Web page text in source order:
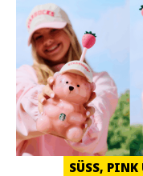
SÜSS, PINK